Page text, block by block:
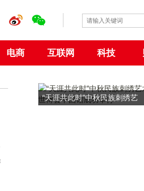
电商 互联网 科技
动力火车 × 广州草莓音乐节